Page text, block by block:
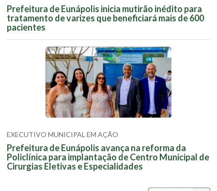
Prefeitura de Eunápolis inicia mutirão inédito para
tratamento de varizes que beneficiará mais de 600
pacientes
EXECUTIVO MUNICIPAL EM AÇÃO
Prefeitura de Eunápolis avança na reforma da
Policlínica para implantação de Centro Municipal de
Cirurgias Eletivas e Especialidades